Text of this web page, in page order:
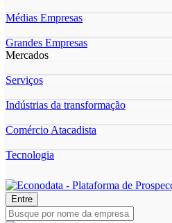
Médias Empresas
Grandes Empresas
Mercados
Serviços
Indústrias da transformação
Comércio Atacadista
Tecnologia
Entre